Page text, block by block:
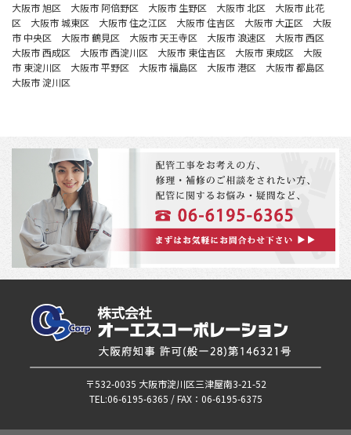
大阪市 旭区 大阪市 阿倍野区 大阪市 生野区 大阪市 北区 大阪市 此花
区 大阪市 城東区 大阪市 住之江区 大阪市 住吉区 大阪市 大正区 大阪
市 中央区 大阪市 鶴見区 大阪市 天王寺区 大阪市 浪速区 大阪市 西区
大阪市 西成区 大阪市 西淀川区 大阪市 東住吉区 大阪市 東成区 大阪
市 東淀川区 大阪市 平野区 大阪市 福島区 大阪市 港区 大阪市 都島区
大阪市 淀川区
〒532-0035 大阪市淀川区三津屋南3-21-52
TEL:06-6195-6365 / FAX：06-6195-6375